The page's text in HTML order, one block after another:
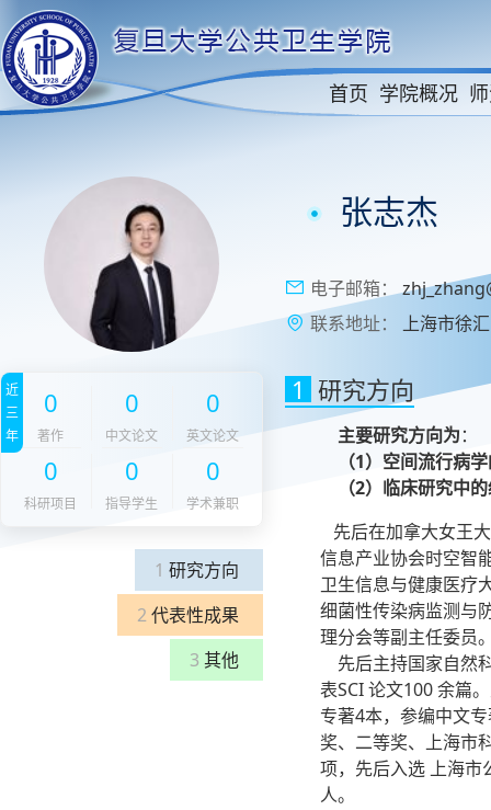
首页 学院概况
近
三
年
0
著作
0
中文论文
0
英文论文
0
科研项目
0
指导学生
0
学术兼职
1 研究方向
2代表性成果
3 其他
张志杰
电子邮箱：
联系地址：
上海市徐
1 研究方向
主要研究方向为：
（1）空间流行病
（2）临床研究中
先后在加拿大女王
信息产业协会时空智
卫生信息与健康医疗
细菌性传染病监测与
理分会等副主任委员
先后主持国家自然
表SCI 论文100 余篇
专著4本，参编中文
奖、二等奖、上海市
项，先后入选 上海市
人。